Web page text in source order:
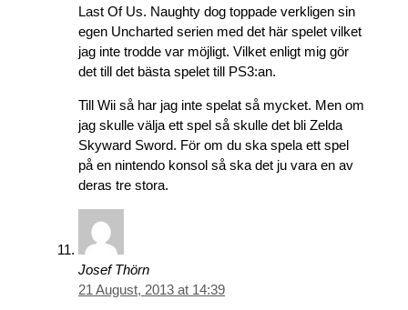
Last Of Us. Naughty dog toppade verkligen sin
egen Uncharted serien med det här spelet vilket
jag inte trodde var möjligt. Vilket enligt mig gör
det till det bästa spelet till PS3:an.
Till Wii så har jag inte spelat så mycket. Men om
jag skulle välja ett spel så skulle det bli Zelda
Skyward Sword. För om du ska spela ett spel
på en nintendo konsol så ska det ju vara en av
deras tre stora.
Josef Thörn
21 August, 2013 at 14:39